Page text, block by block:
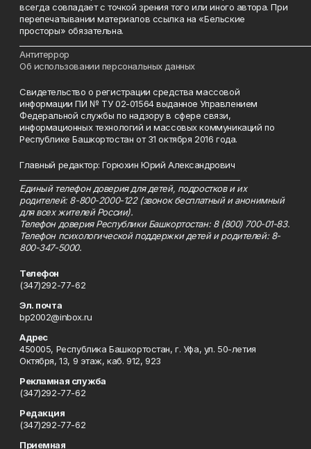
всегда совпадает с точкой зрения того или иного автора. При
перепечатывании материалов ссылка на «Бельские
просторы» обязательна.
Антитеррор
Об использовании персональных данных
Свидетельство о регистрации средства массовой
информации ПИ № ТУ 02-01564 выданное Управлением
Федеральной службы по надзору в сфере связи,
информационных технологий и массовых коммуникаций по
Республике Башкортостан от 31 октября 2016 года.
Главный редактор: Горюхин Юрий Александрович
Единый телефон доверия для детей, подростков и их
родителей: 8-800-2000-122 (звонок бесплатный и анонимный
для всех жителей России).
Телефон доверия Республики Башкортостан: 8 (800) 700-01-83.
Телефон психологической поддержки детей и родителей: 8-
800-347-5000.
Телефон
(347)292-77-62
Эл. почта
bp2002@inbox.ru
Адрес
450005, Республика Башкортостан, г. Уфа, ул. 50-летия
Октября, 13, 9 этаж, каб. 912, 923
Рекламная служба
(347)292-77-62
Редакция
(347)292-77-62
Приемная